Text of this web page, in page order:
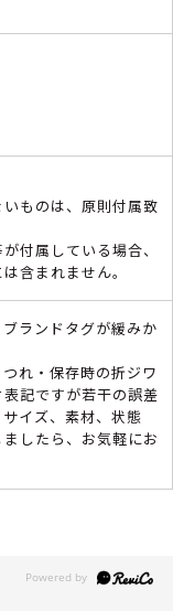
ものは、原則付属致
付属している場合、
含まれません。
ランドタグが緩みか
れ・保存時の折ジワ
記ですが若干の誤差
イズ、素材、状態
したら、お気軽にお